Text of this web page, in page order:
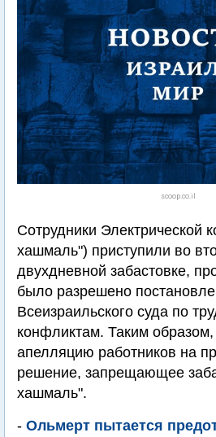
scoop.co.il
Сотрудники Электрической
хашмаль") приступили во
двухдневной забастовке,
было разрешено
Всеизраильского суда по
конфликтам. Таким
апелляцию работников на
решение, запрещающее
хашмаль".
- Ольмерт пытается